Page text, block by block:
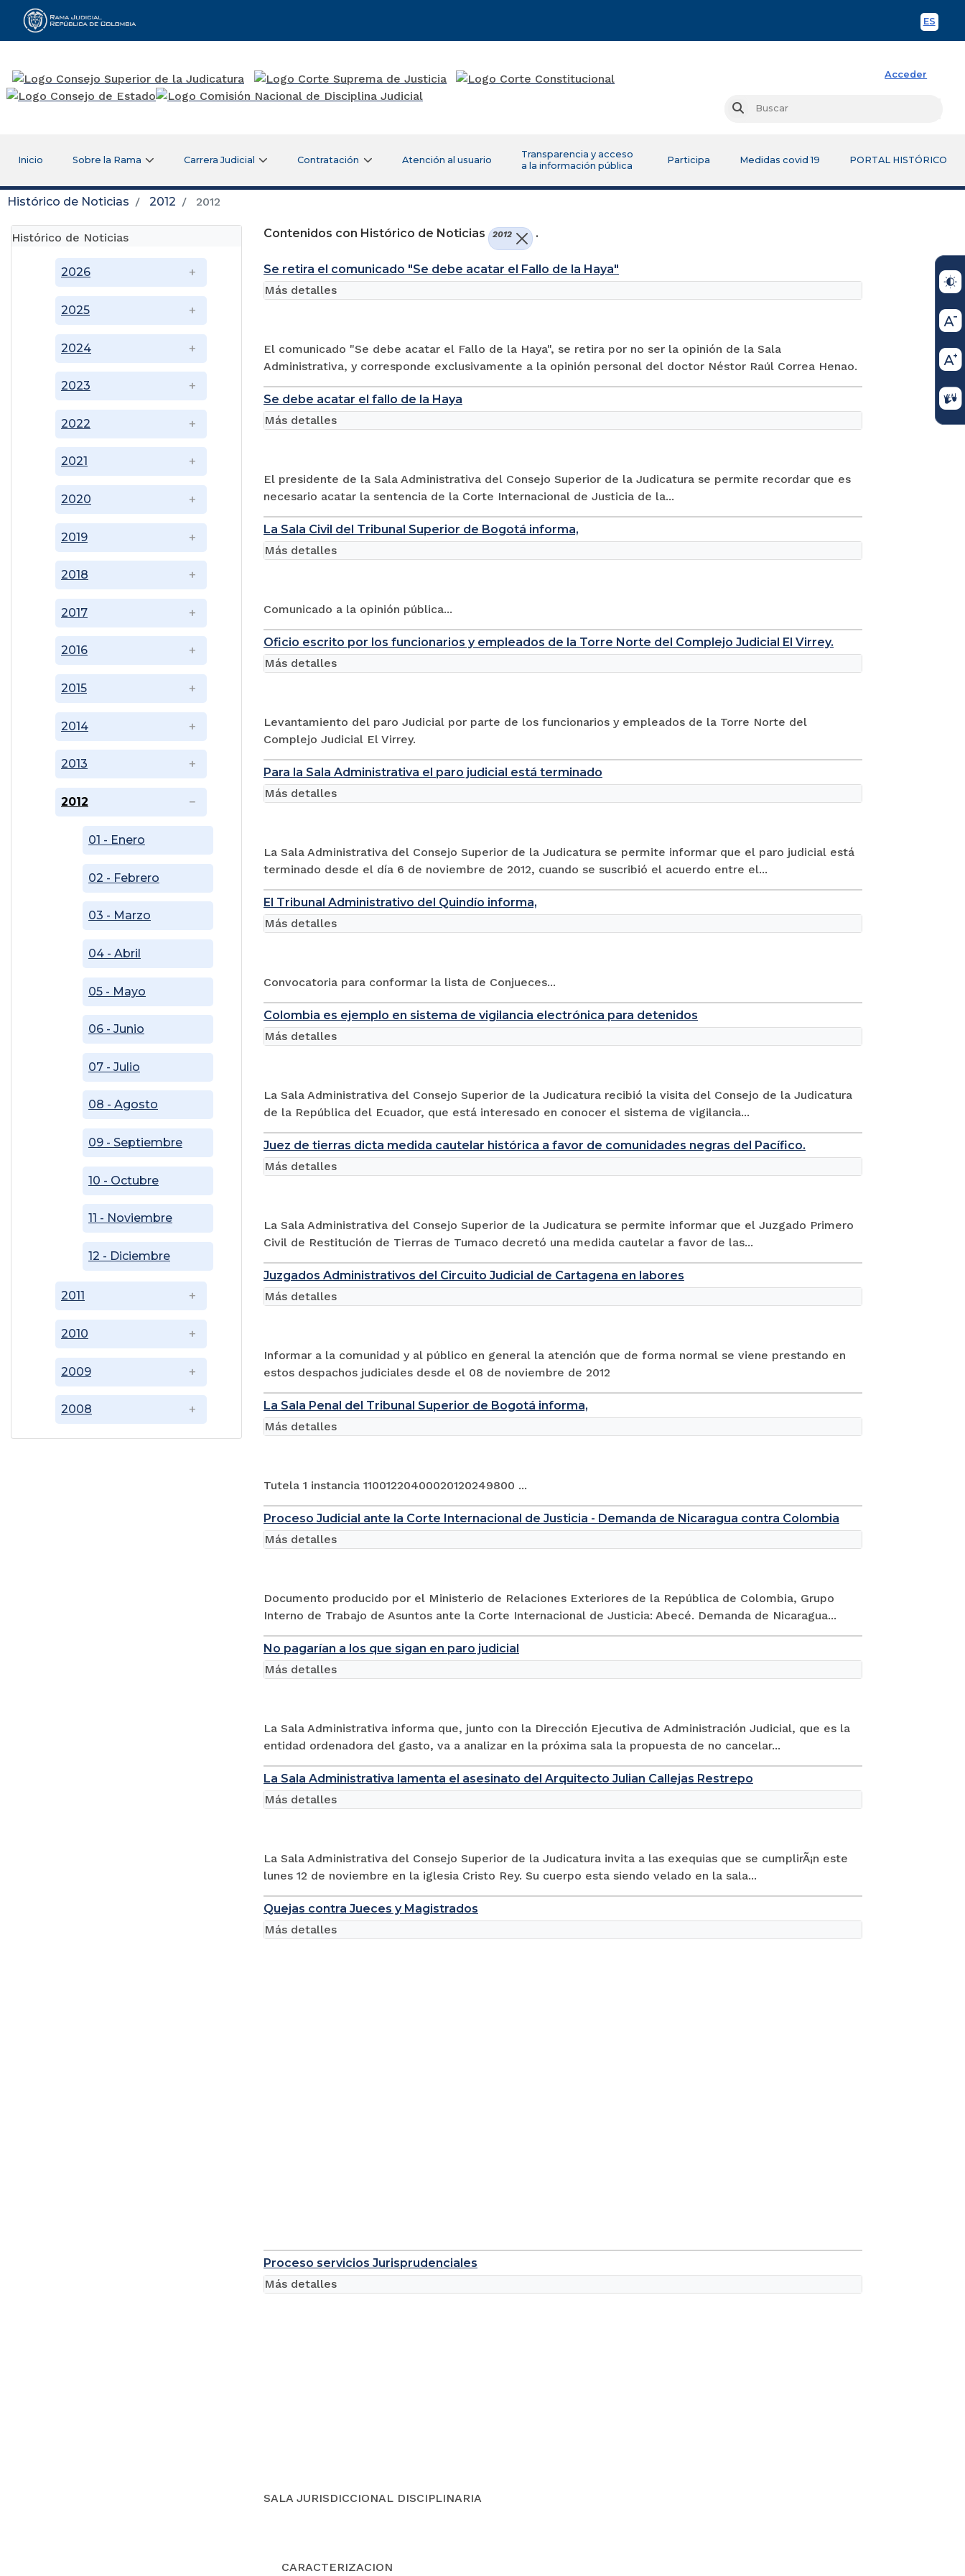
ES
Rama Judicial
Acceder
Buscar
Inicio Sobre la Rama Carrera Judicial Contratación Atención al usuario
Transparencia y acceso
a la información pública
Participa Medidas covid 19 PORTAL HISTÓRICO
Histórico de Noticias 2012 2012
Histórico de Noticias
2008
2009
2010
2011
2012
01 - Enero
02 - Febrero
03 - Marzo
04 - Abril
05 - Mayo
06 - Junio
07 - Julio
08 - Agosto
09 - Septiembre
10 - Octubre
11 - Noviembre
12 - Diciembre
2013
2014
2015
2016
2017
2018
2019
2020
2021
2022
2023
2024
2025
2026
Contenidos con Histórico de Noticias 2012 .
Se retira el comunicado "Se debe acatar el Fallo de la Haya"
El comunicado "Se debe acatar el Fallo de la Haya", se retira por no ser la opinión de la Sala
Administrativa, y corresponde exclusivamente a la opinión personal del doctor Néstor Raúl Correa Henao.
Más detalles
Se debe acatar el fallo de la Haya
El presidente de la Sala Administrativa del Consejo Superior de la Judicatura se permite recordar que es
necesario acatar la sentencia de la Corte Internacional de Justicia de la...
Más detalles
La Sala Civil del Tribunal Superior de Bogotá informa,
Comunicado a la opinión pública...
Más detalles
Oficio escrito por los funcionarios y empleados de la Torre Norte del Complejo Judicial El Virrey.
Levantamiento del paro Judicial por parte de los funcionarios y empleados de la Torre Norte del
Complejo Judicial El Virrey.
Más detalles
Para la Sala Administrativa el paro judicial está terminado
La Sala Administrativa del Consejo Superior de la Judicatura se permite informar que el paro judicial está
terminado desde el día 6 de noviembre de 2012, cuando se suscribió el acuerdo entre el...
Más detalles
El Tribunal Administrativo del Quindío informa,
Convocatoria para conformar la lista de Conjueces...
Más detalles
Colombia es ejemplo en sistema de vigilancia electrónica para detenidos
La Sala Administrativa del Consejo Superior de la Judicatura recibió la visita del Consejo de la Judicatura
de la República del Ecuador, que está interesado en conocer el sistema de vigilancia...
Más detalles
Juez de tierras dicta medida cautelar histórica a favor de comunidades negras del Pacífico.
La Sala Administrativa del Consejo Superior de la Judicatura se permite informar que el Juzgado Primero
Civil de Restitución de Tierras de Tumaco decretó una medida cautelar a favor de las...
Más detalles
Juzgados Administrativos del Circuito Judicial de Cartagena en labores
Informar a la comunidad y al público en general la atención que de forma normal se viene prestando en
estos despachos judiciales desde el 08 de noviembre de 2012
Más detalles
La Sala Penal del Tribunal Superior de Bogotá informa,
Tutela 1 instancia 11001220400020120249800 ...
Más detalles
Proceso Judicial ante la Corte Internacional de Justicia - Demanda de Nicaragua contra Colombia
Documento producido por el Ministerio de Relaciones Exteriores de la República de Colombia, Grupo
Interno de Trabajo de Asuntos ante la Corte Internacional de Justicia: Abecé. Demanda de Nicaragua...
Más detalles
No pagarían a los que sigan en paro judicial
La Sala Administrativa informa que, junto con la Dirección Ejecutiva de Administración Judicial, que es la
entidad ordenadora del gasto, va a analizar en la próxima sala la propuesta de no cancelar...
Más detalles
La Sala Administrativa lamenta el asesinato del Arquitecto Julian Callejas Restrepo
La Sala Administrativa del Consejo Superior de la Judicatura invita a las exequias que se cumplirÃ¡n este
lunes 12 de noviembre en la iglesia Cristo Rey. Su cuerpo esta siendo velado en la sala...
Más detalles
Quejas contra Jueces y Magistrados
Más detalles
Proceso servicios Jurisprudenciales
SALA JURISDICCIONAL DISCIPLINARIA
CARACTERIZACION
Más detalles